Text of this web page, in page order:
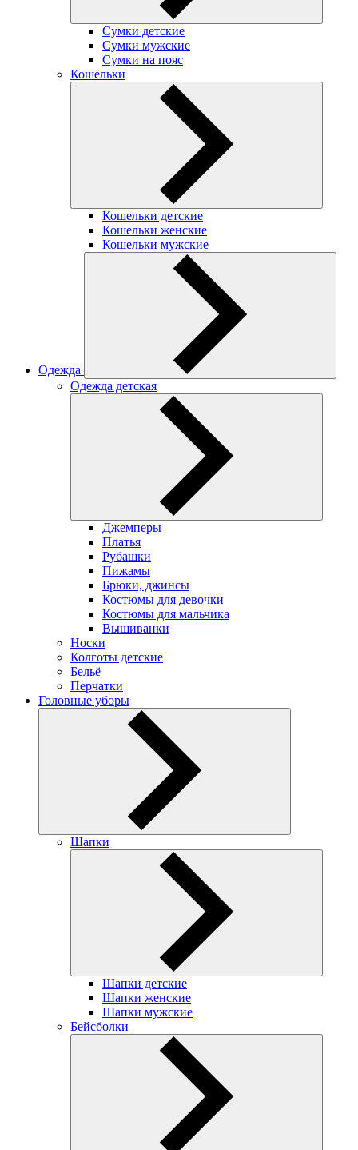
Сумки детские
Сумки мужские
Сумки на пояс
Кошельки
Кошельки детские
Кошельки женские
Кошельки мужские
Одежда
Одежда детская
Джемперы
Платья
Рубашки
Пижамы
Брюки, джинсы
Костюмы для девочки
Костюмы для мальчика
Вышиванки
Носки
Колготы детские
Бельё
Перчатки
Головные уборы
Шапки
Шапки детские
Шапки женские
Шапки мужские
Бейсболки